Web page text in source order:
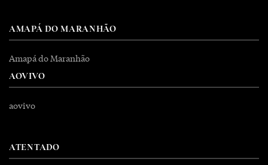
AMAPÁ DO MARANHÃO
Amapá do Maranhão
AOVIVO
aovivo
ATENTADO